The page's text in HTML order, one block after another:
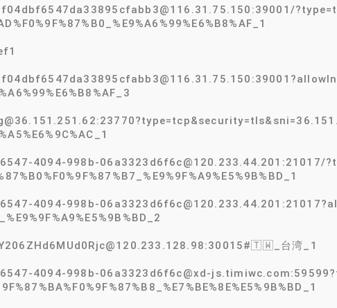
4094-998b-06a3323d6f6c@120.233.44.201:21017/
4094-998b-
台湾_1
4094-998b-06a3323d6f6c@xd-